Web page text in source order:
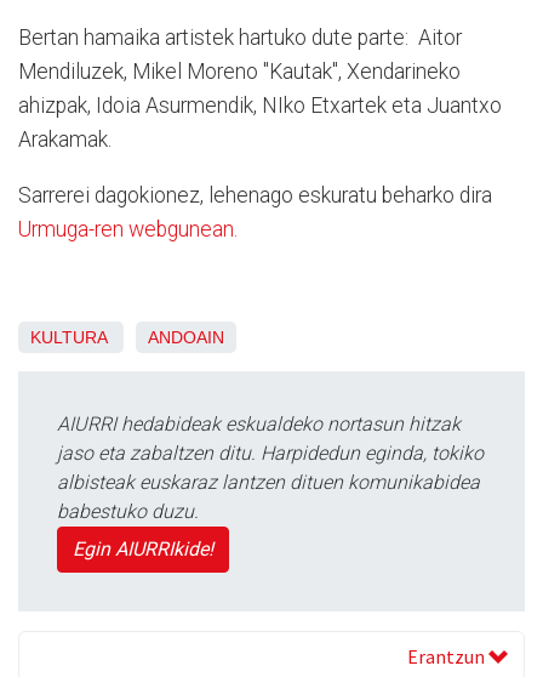
Bertan hamaika artistek hartuko dute parte: Aitor
Mendiluzek, Mikel Moreno "Kautak", Xendarineko
ahizpak, Idoia Asurmendik, NIko Etxartek eta Juantxo
Arakamak.
Sarrerei dagokionez, lehenago eskuratu beharko dira
Urmuga-ren webgunean.
KULTURA ANDOAIN
AIURRI hedabideak eskualdeko nortasun hitzak
jaso eta zabaltzen ditu. Harpidedun eginda, tokiko
albisteak euskaraz lantzen dituen komunikabidea
babestuko duzu.
Egin AIURRIkide!
Erantzun